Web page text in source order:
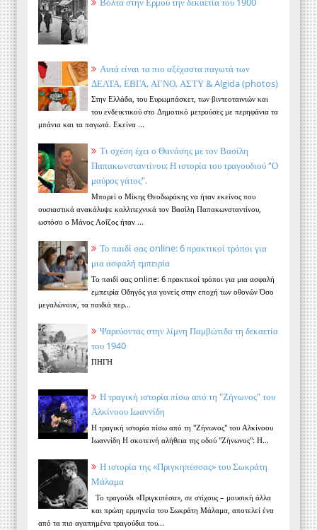
Αυτά είναι τα πιο αξέχαστα παγωτά των
ΔΕΛΤΑ, ΕΒΓΑ, ΑΓΝΟ, ΑΣΤΥ & Algida (photos)
Στην Ελλάδα, του Ευρωμπάσκετ, των βιντεοταινιών και
του ενδεικτικού στο Δημοτικό μετρούσες με περηφάνια τα
μπάνια και τα παγωτά. Εκείνα ...
Τι σχέση έχει ο Θανάσης με τον Βασίλη
Παπακωνσταντίνου; Η ιστορία του τραγουδιού “Ο
μαύρος γάτος”.
Μπορεί ο Μίκης Θεοδωράκης να ήταν εκείνος που
ουσιαστικά ανακάλυψε καλλιτεχνικά τον Βασίλη Παπακωνσταντίνου,
ωστόσο ο Μάνος Λοΐζος ήταν ...
Το παιδί σας online: 6 πρακτικοί τρόποι για
μια ασφαλή εμπειρία
Το παιδί σας online: 6 πρακτικοί τρόποι για μια ασφαλή
εμπειρία Οδηγός για γονείς στην εποχή των οθονών Όσο
μεγαλώνουν, τα παιδιά περ...
Ψαρεύοντας στην λίμνη Παμβώτιδα τη δεκαετία
του 1940
ΠΗΓΗ
Η τραγική ιστορία πίσω από τη "Ζήνωνος" του
Αλκίνοου Ιωαννίδη
Η τραγική ιστορία πίσω από τη "Ζήνωνος" του Αλκίνοου
Ιωαννίδη Η σκοτεινή αλήθεια της οδού "Ζήνωνος": Η...
Η ιστορία της «Πριγκηπέσσας» του Σωκράτη
Μάλαμα
Το τραγούδι «Πριγκιπέσα», σε στίχους – μουσική άλλα
και πρώτη ερμηνεία του Σωκράτη Μάλαμα, αποτελεί ένα
από τα πιο αγαπημένα τραγούδια του...